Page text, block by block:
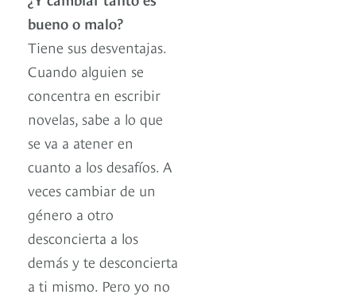
bueno o malo?
Tiene sus desventajas.
Cuando alguien se
concentra en escribir
novelas, sabe a lo que
se va a atener en
cuanto a los desafíos. A
veces cambiar de un
género a otro
desconcierta a los
demás y te desconcierta
a ti mismo. Pero yo no